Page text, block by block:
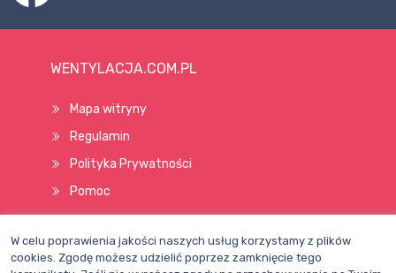
WENTYLACJA.COM.PL
Mapa witryny
Regulamin
Polityka Prywatności
Pomoc
Wszelkie prawa zastrzeżone © 1998–2026
W celu poprawienia jakości naszych usług korzystamy z plików
cookies. Zgodę możesz udzielić poprzez zamknięcie tego